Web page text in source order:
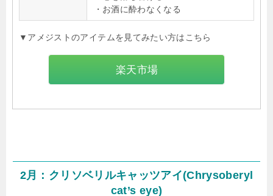
・お酒に酔わなくなる
▼アメジストのアイテムを見てみたい方はこちら
楽天市場
2月：クリソベリルキャッツアイ(Chrysoberyl
cat’s eye)